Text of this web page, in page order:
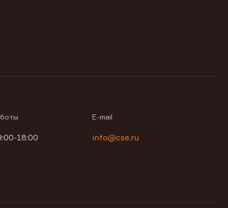
18:00
E-mail
info@cse.ru